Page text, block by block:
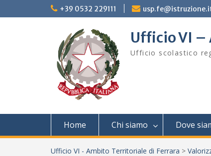
to
+39 0532 229111
Ufficio VI –
Ufficio scolastico
Home Chi siamo Dove
Ufficio VI - Ambito Territoriale di Ferrara >